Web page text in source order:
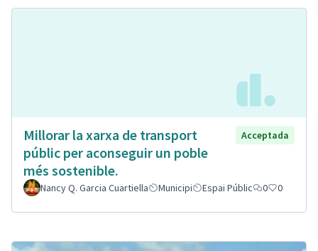
Millorar la xarxa de transport
públic per aconseguir un poble
més sostenible.
Acceptada
Nancy Q. Garcia Cuartiella Municipi Espai Públic 0 0